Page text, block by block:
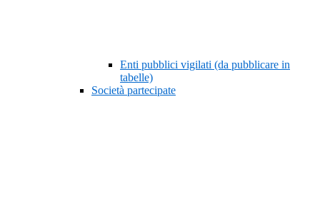
Enti pubblici vigilati (da pubblicare in
tabelle)
Società partecipate